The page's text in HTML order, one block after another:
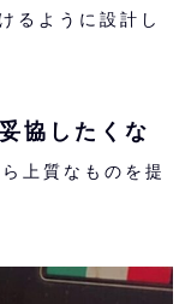
るように設計し
協したくな
上質なものを提